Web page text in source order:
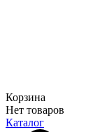
Корзина
Нет товаров
Каталог